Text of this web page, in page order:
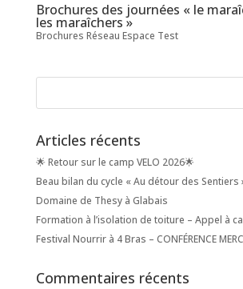
Brochures des journées « le
les maraîchers »
Brochures Réseau Espace Test
Articles récents
🌟 Retour sur le camp VELO 2026🌟
Beau bilan du cycle « Au détour des Sentiers
Domaine de Thesy à Glabais
Formation à l’isolation de toiture – Appel à
Festival Nourrir à 4 Bras – CONFÉRENCE
Commentaires récents